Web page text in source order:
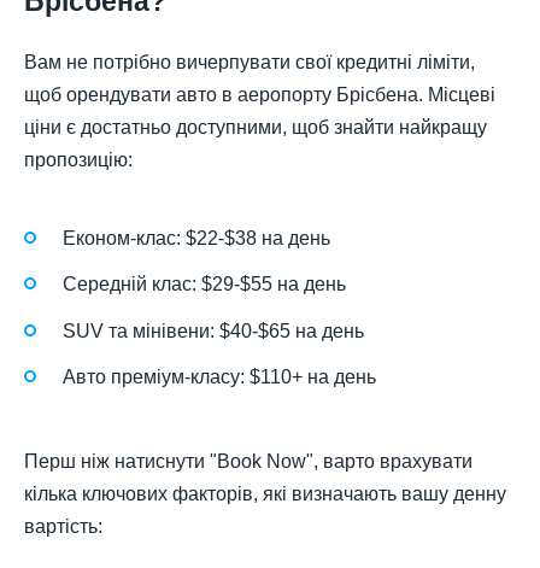
Вам не потрібно вичерпувати свої кредитні ліміти,
щоб орендувати авто в аеропорту Брісбена. Місцеві
ціни є достатньо доступними, щоб знайти найкращу
пропозицію:
Економ-клас: $22-$38 на день
Середній клас: $29-$55 на день
SUV та мінівени: $40-$65 на день
Авто преміум-класу: $110+ на день
Перш ніж натиснути "Book Now", варто врахувати
кілька ключових факторів, які визначають вашу денну
вартість: